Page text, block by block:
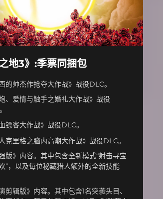
地3》:季票同捆包
的帅杰作抢夺大作战》战役DLC。
、爱情与触手之婚礼大作战》战役
镖客大作战》战役DLC。
克里格之脑内高潮大作战》战役DLC。
版》内容。其中包含全新模式“射击寻宝
”，以及每位秘藏猎人额外的全新技能
剪辑版》内容。其中包含1名突袭头目、